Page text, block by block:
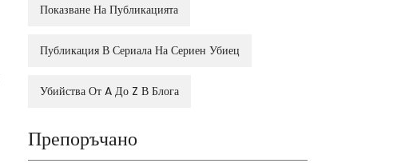
Показване На Публикацията
Публикация В Сериала На Сериен Убиец
Убийства От A До Z В Блога
Препоръчано